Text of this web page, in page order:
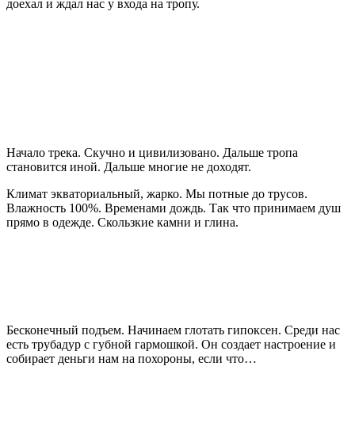
доехал и ждал нас у входа на тропу.
Начало трека. Скучно и цивилизовано. Дальше тропа
становится иной. Дальше многие не доходят.
Климат экваториальный, жарко. Мы потные до трусов.
Влажность 100%. Временами дождь. Так что принимаем душ
прямо в одежде. Скользкие камни и глина.
Бесконечный подъем. Начинаем глотать гипоксен. Среди нас
есть трубадур с губной гармошкой. Он создает настроение и
собирает деньги нам на похороны, если что…